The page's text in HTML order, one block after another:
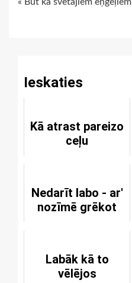
Continue
Ieskaties
Kā atrast pareizo
ceļu
Nedarīt labo - ar'
nozīmē grēkot
Labāk kā to
vēlējos